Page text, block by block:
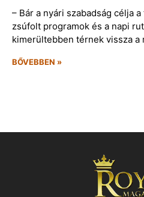
– Bár a nyári szabadság célja
zsúfolt programok és a napi
kimerültebben térnek vissza a
BŐVEBBEN »